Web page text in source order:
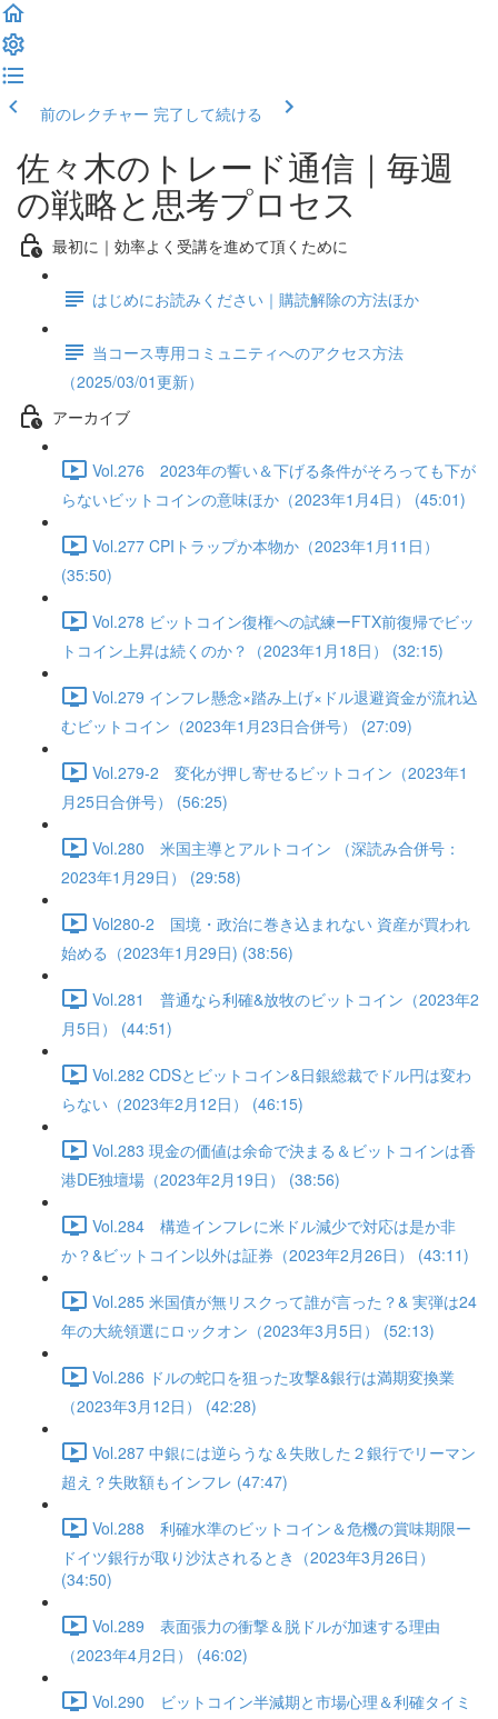
前のレクチャー 完了して続ける
佐々木のトレード通信｜毎週
の戦略と思考プロセス
最初に｜効率よく受講を進めて頂くために
はじめにお読みください｜購読解除の方法ほか
当コース専用コミュニティへのアクセス方法
（2025/03/01更新）
アーカイブ
Vol.276 2023年の誓い＆下げる条件がそろっても下が
らないビットコインの意味ほか（2023年1月4日） (45:01)
Vol.277 CPIトラップか本物か（2023年1月11日）
(35:50)
Vol.278 ビットコイン復権への試練ーFTX前復帰でビッ
トコイン上昇は続くのか？（2023年1月18日） (32:15)
Vol.279 インフレ懸念×踏み上げ×ドル退避資金が流れ込
むビットコイン（2023年1月23日合併号） (27:09)
Vol.279-2 変化が押し寄せるビットコイン（2023年1
月25日合併号） (56:25)
Vol.280 米国主導とアルトコイン （深読み合併号：
2023年1月29日） (29:58)
Vol280-2 国境・政治に巻き込まれない 資産が買われ
始める（2023年1月29日) (38:56)
Vol.281 普通なら利確&放牧のビットコイン（2023年2
月5日） (44:51)
Vol.282 CDSとビットコイン&日銀総裁でドル円は変わ
らない（2023年2月12日） (46:15)
Vol.283 現金の価値は余命で決まる＆ビットコインは香
港DE独壇場（2023年2月19日） (38:56)
Vol.284 構造インフレに米ドル減少で対応は是か非
か？&ビットコイン以外は証券（2023年2月26日） (43:11)
Vol.285 米国債が無リスクって誰が言った？& 実弾は24
年の大統領選にロックオン（2023年3月5日） (52:13)
Vol.286 ドルの蛇口を狙った攻撃&銀行は満期変換業
（2023年3月12日） (42:28)
Vol.287 中銀には逆らうな＆失敗した２銀行でリーマン
超え？失敗額もインフレ (47:47)
Vol.288 利確水準のビットコイン＆危機の賞味期限ー
ドイツ銀行が取り沙汰されるとき（2023年3月26日）
(34:50)
Vol.289 表面張力の衝撃＆脱ドルが加速する理由
（2023年4月2日） (46:02)
Vol.290 ビットコイン半減期と市場心理＆利確タイミ